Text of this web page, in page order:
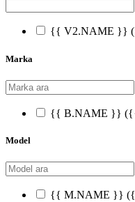
{{ V2.NAME }}
Marka
{{ B.NAME }}
Model
{{ M.NAME }}